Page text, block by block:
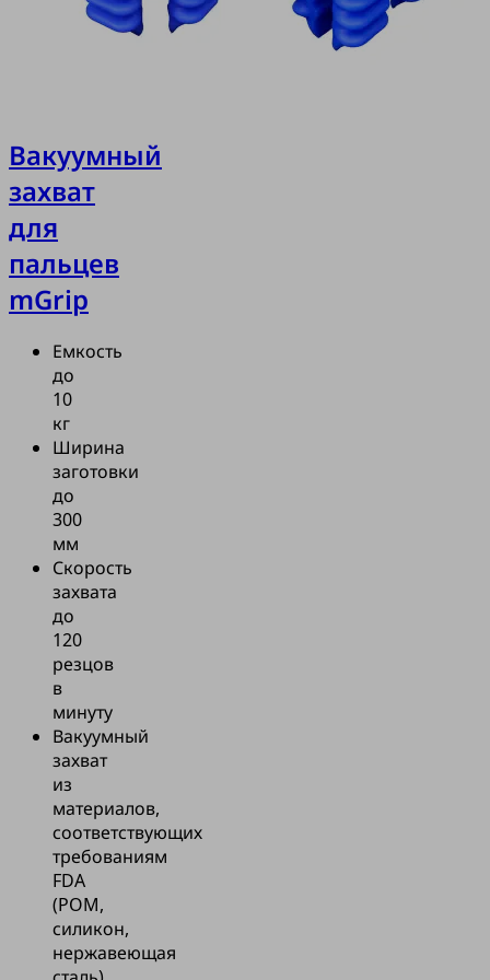
Вакуумный
захват
для
пальцев
mGrip
Емкость
до
10
кг
Ширина
заготовки
до
300
мм
Скорость
захвата
до
120
резцов
в
минуту
Вакуумный
захват
из
материалов,
соответствующих
требованиям
FDA
(POM,
силикон,
нержавеющая